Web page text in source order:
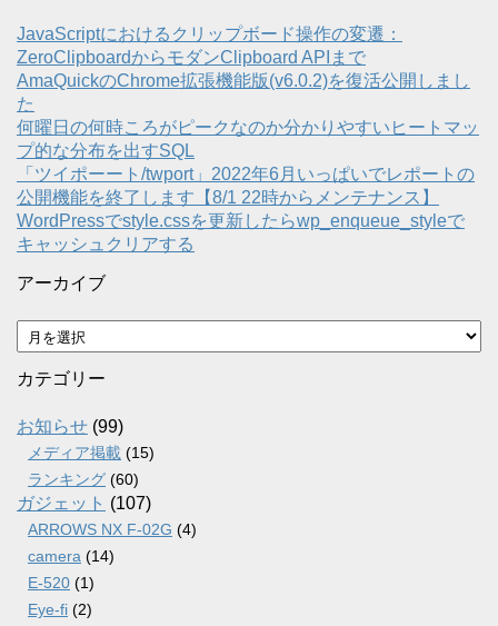
JavaScriptにおけるクリップボード操作の変遷：
ZeroClipboardからモダンClipboard APIまで
AmaQuickのChrome拡張機能版(v6.0.2)を復活公開しまし
た
何曜日の何時ころがピークなのか分かりやすいヒートマッ
プ的な分布を出すSQL
「ツイポーート/twport」2022年6月いっぱいでレポートの
公開機能を終了します【8/1 22時からメンテナンス】
WordPressでstyle.cssを更新したらwp_enqueue_styleで
キャッシュクリアする
アーカイブ
ア
ー
カ
ブ
カテゴリー
お知らせ (99)
メディア掲載 (15)
ランキング (60)
ガジェット (107)
ARROWS NX F-02G (4)
camera (14)
E-520 (1)
Eye-fi (2)